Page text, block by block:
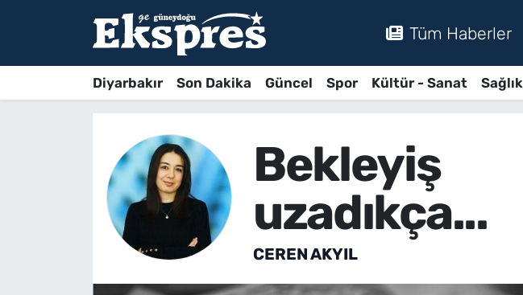
Tüm Haberler
Diyarbakır Son Dakika Güncel Spor Kültür - Sanat Sağlık
Bekleyiş
uzadıkça...
CEREN AKYIL